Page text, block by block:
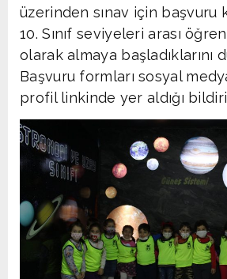
üzerinden sınav için başvuru
10. Sınıf seviyeleri arası
olarak almaya başladıklarını
Başvuru formları sosyal
profil linkinde yer aldığı